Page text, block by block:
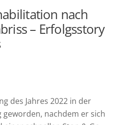
nach
– Erfolgsstory
des Jahres 2022 in der
nachdem er sich